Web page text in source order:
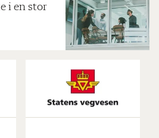
i en stor